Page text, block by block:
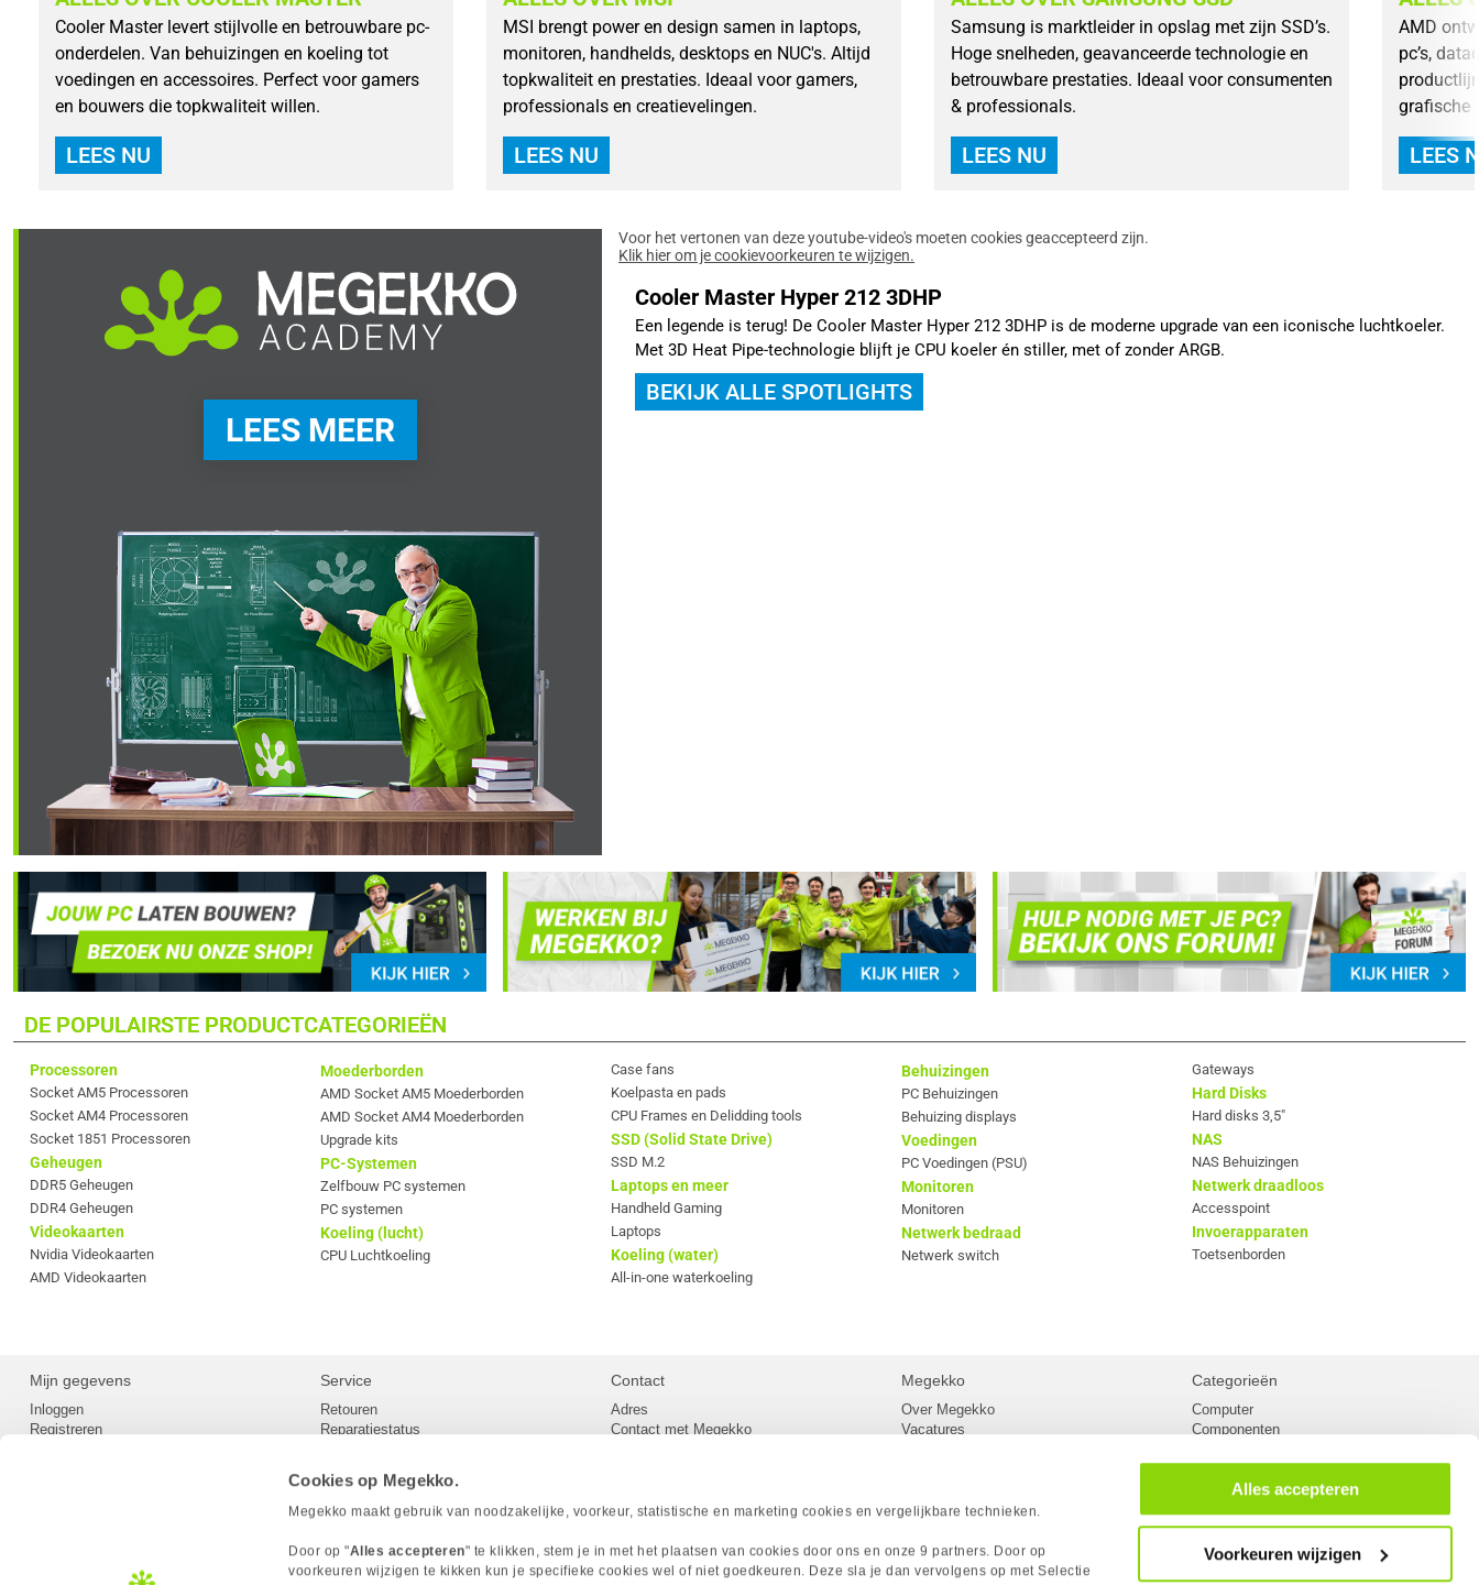
Cookies op Megekko.
Megekko maakt gebruik van noodzakelijke, voorkeur, statistische en marketing cookies en vergelijkbare technieken.
Door op "Alles accepteren" te klikken, stem je in met het plaatsen van cookies door ons en onze 9 partners. Door op
voorkeuren wijzigen te kikken kun je specifieke cookies wel of niet goedkeuren. Deze sla je dan vervolgens op met Selectie
Alles accepteren
Voorkeuren wijzigen
Cooler Master levert stijlvolle en betrouwbare pc-
onderdelen. Van behuizingen en koeling tot
voedingen en accessoires. Perfect voor gamers
en bouwers die topkwaliteit willen.
LEES NU
MSI brengt power en design samen in laptops,
monitoren, handhelds, desktops en NUC's. Altijd
topkwaliteit en prestaties. Ideaal voor gamers,
professionals en creatievelingen.
LEES NU
Samsung is marktleider in opslag met zijn SSD’s.
Hoge snelheden, geavanceerde technologie en
betrouwbare prestaties. Ideaal voor consumenten
& professionals.
LEES NU
AMD
pc’s,
grafische
LEES
LEES MEER
Voor het vertonen van deze youtube-video's moeten cookies geaccepteerd zijn.
Klik hier om je cookievoorkeuren te wijzigen.
Cooler Master Hyper 212 3DHP
Een legende is terug! De Cooler Master Hyper 212 3DHP is de moderne upgrade van een iconische luchtkoeler.
Met 3D Heat Pipe-technologie blijft je CPU koeler én stiller, met of zonder ARGB.
BEKIJK ALLE SPOTLIGHTS
DE POPULAIRSTE PRODUCTCATEGORIEËN
Processoren
Socket AM5 Processoren
Socket AM4 Processoren
Socket 1851 Processoren
Geheugen
DDR5 Geheugen
DDR4 Geheugen
Videokaarten
Nvidia Videokaarten
AMD Videokaarten
Moederborden
AMD Socket AM5 Moederborden
AMD Socket AM4 Moederborden
Upgrade kits
PC-Systemen
Zelfbouw PC systemen
PC systemen
Koeling (lucht)
CPU Luchtkoeling
Case fans
Koelpasta en pads
CPU Frames en Delidding tools
SSD (Solid State Drive)
SSD M.2
Laptops en meer
Handheld Gaming
Laptops
Koeling (water)
All-in-one waterkoeling
Behuizingen
PC Behuizingen
Behuizing displays
Voedingen
PC Voedingen (PSU)
Monitoren
Monitoren
Netwerk bedraad
Netwerk switch
Gateways
Hard Disks
Hard disks 3,5"
NAS
NAS Behuizingen
Netwerk draadloos
Accesspoint
Invoerapparaten
Toetsenborden
Mijn gegevens
Inloggen
Registreren
Service
Retouren
Reparatiestatus
Herroepingsrecht
Betaalmethoden
Megekko builds
Toegankelijkheid
Contact
Adres
Contact met Megekko
Megekko
Over Megekko
Vacatures
Sitemap
Acties
Megekko Academy
Categorieën
Computer
Componenten
Kabels
Netwerk
Gaming laptops
PC Systemen